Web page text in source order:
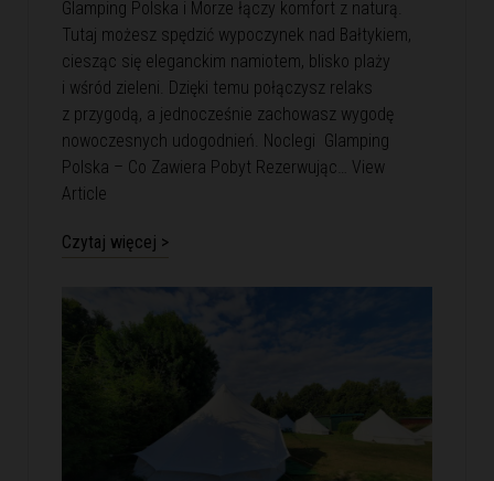
Glamping Polska i Morze łączy komfort z naturą.
Tutaj możesz spędzić wypoczynek nad Bałtykiem,
ciesząc się eleganckim namiotem, blisko plaży
i wśród zieleni. Dzięki temu połączysz relaks
z przygodą, a jednocześnie zachowasz wygodę
nowoczesnych udogodnień. Noclegi Glamping
Polska – Co Zawiera Pobyt Rezerwując… View
Article
Czytaj więcej >